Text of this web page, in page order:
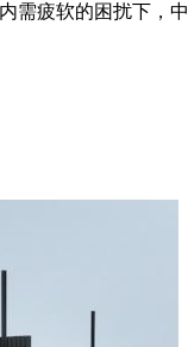
需疲软的困扰下，中